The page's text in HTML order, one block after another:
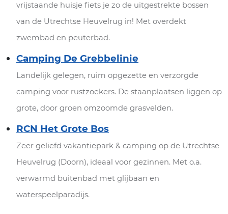
vrijstaande huisje fiets je zo de uitgestrekte bossen
van de Utrechtse Heuvelrug in! Met overdekt
zwembad en peuterbad.
Camping De Grebbelinie
Landelijk gelegen, ruim opgezette en verzorgde
camping voor rustzoekers. De staanplaatsen liggen op
grote, door groen omzoomde grasvelden.
RCN Het Grote Bos
Zeer geliefd vakantiepark & camping op de Utrechtse
Heuvelrug (Doorn), ideaal voor gezinnen. Met o.a.
verwarmd buitenbad met glijbaan en
waterspeelparadijs.